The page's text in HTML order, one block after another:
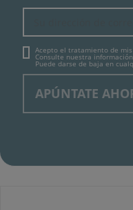
Acepto el tratamiento de
Consulte nuestra
Puede darse de baja en